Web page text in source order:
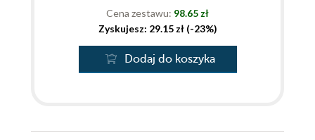
Cena zestawu: 98.65 zł
Zyskujesz: 29.15 zł (-23%)
Dodaj do koszyka